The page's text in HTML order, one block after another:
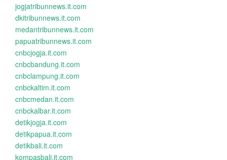
jogjatribunnews.it.com
dkitribunnews.it.com
medantribunnews.it.com
papuatribunnews.it.com
cnbcjogja.it.com
cnbcbandung.it.com
cnbclampung.it.com
cnbckaltim.it.com
cnbcmedan.it.com
cnbckalbar.it.com
detikjogja.it.com
detikpapua.it.com
detikbali.it.com
kompasbali.it.com